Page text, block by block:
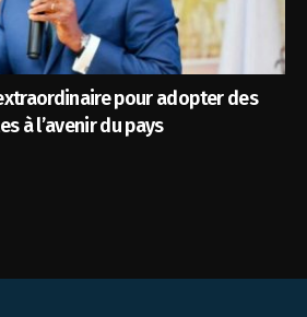
pour adopter des
à l’avenir du pays